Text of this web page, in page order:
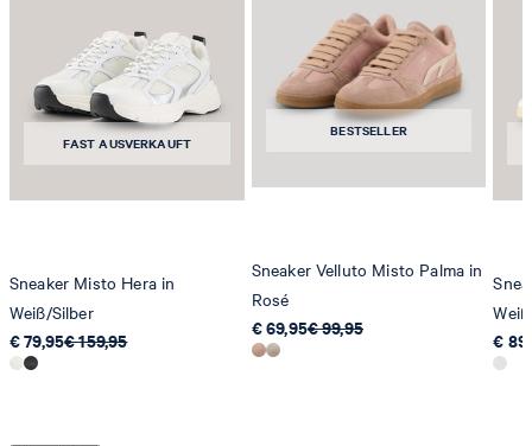
FAST AUSVERKAUFT
Sneaker Misto Hera in
Weiß/Silber
€ 79,95€ 159,95
BESTSELLER
Sneaker Velluto Misto Palma in
Rosé
€ 69,95€ 99,95
Weiß
€